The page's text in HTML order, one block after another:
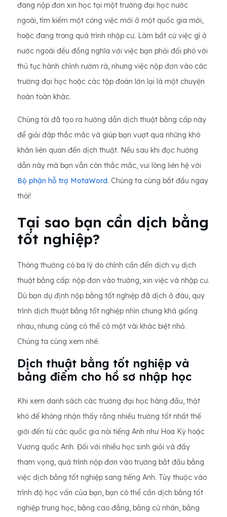
đang nộp đơn xin học tại một trường đại học nước
ngoài, tìm kiếm một công việc mới ở một quốc gia mới,
hoặc đang trong quá trình nhập cư. Làm bất cứ việc gì ở
nước ngoài đều đồng nghĩa với việc bạn phải đối phó với
thủ tục hành chính rườm rà, nhưng việc nộp đơn vào các
trường đại học hoặc các tập đoàn lớn lại là một chuyện
hoàn toàn khác.
Chúng tôi đã tạo ra hướng dẫn dịch thuật bằng cấp này
để giải đáp thắc mắc và giúp bạn vượt qua những khó
khăn liên quan đến dịch thuật. Nếu sau khi đọc hướng
dẫn này mà bạn vẫn còn thắc mắc, vui lòng liên hệ với
Bộ phận hỗ trợ MotaWord. Chúng ta cùng bắt đầu ngay
thôi!
Tại sao bạn cần dịch bằng
tốt nghiệp?
Thông thường có ba lý do chính cần đến dịch vụ dịch
thuật bằng cấp: nộp đơn vào trường, xin việc và nhập cư.
Dù bạn dự định nộp bằng tốt nghiệp đã dịch ở đâu, quy
trình dịch thuật bằng tốt nghiệp nhìn chung khá giống
nhau, nhưng cũng có thể có một vài khác biệt nhỏ.
Chúng ta cùng xem nhé.
Dịch thuật bằng tốt nghiệp và
bảng điểm cho hồ sơ nhập học
Khi xem danh sách các trường đại học hàng đầu, thật
khó để không nhận thấy rằng nhiều trường tốt nhất thế
giới đến từ các quốc gia nói tiếng Anh như Hoa Kỳ hoặc
Vương quốc Anh. Đối với nhiều học sinh giỏi và đầy
tham vọng, quá trình nộp đơn vào trường bắt đầu bằng
việc dịch bằng tốt nghiệp sang tiếng Anh. Tùy thuộc vào
trình độ học vấn của bạn, bạn có thể cần dịch bằng tốt
nghiệp trung học, bằng cao đẳng, bằng cử nhân, bằng